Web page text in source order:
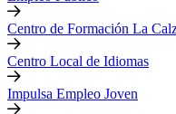
Centro de Formación La
Centro Local de Idiomas
Impulsa Empleo Joven